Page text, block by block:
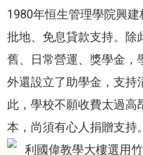
1980年恒生管理學院興
批地、免息貸款支持。除
舊、日常營運、獎學金，
外還設立了助學金，支持
此，學校不願收費太過高
本，尚須有心人捐贈支持。